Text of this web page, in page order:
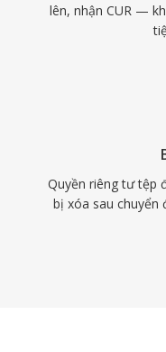
lên, nhận CUR —
Quyền riêng tư tệp
bị xóa sau chuyển